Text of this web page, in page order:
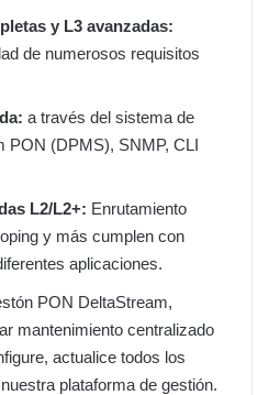
y L3 avanzadas:
de numerosos requisitos
a través del sistema de
PON (DPMS), SNMP, CLI
L2/L2+: Enrutamiento
y más cumplen con
aplicaciones.
PON DeltaStream,
mantenimiento centralizado
actualice todos los
plataforma de gestión.